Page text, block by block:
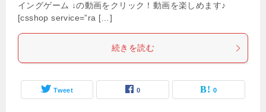
イングゲーム ↓の動画をクリック！動画を楽しめます♪
[csshop service=”ra […]
続きを読む
Tweet 0 0